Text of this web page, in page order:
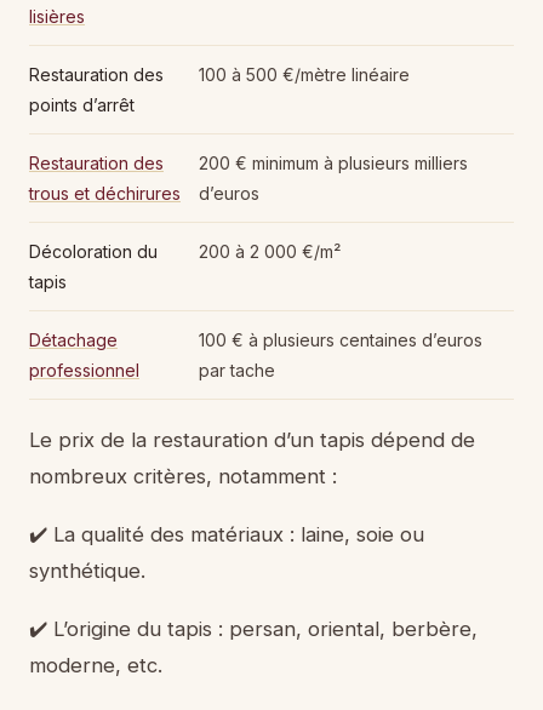
lisières
Restauration des
points d’arrêt
100 à 500 €/mètre linéaire
Restauration des
trous et déchirures
200 € minimum à plusieurs milliers
d’euros
Décoloration du
tapis
200 à 2 000 €/m²
Détachage
professionnel
100 € à plusieurs centaines d’euros
par tache
Le prix de la restauration d’un tapis dépend de
nombreux critères, notamment :
✔️ La qualité des matériaux : laine, soie ou
synthétique.
✔️ L’origine du tapis : persan, oriental, berbère,
moderne, etc.